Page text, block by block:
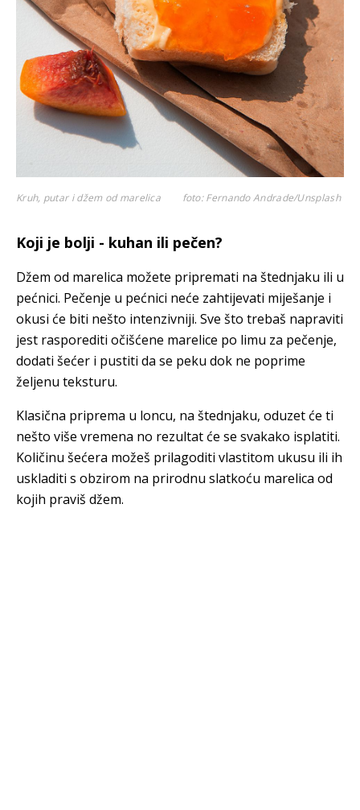
Kruh, putar i džem od marelica foto: Fernando Andrade/Unsplash
Koji je bolji - kuhan ili pečen?
Džem od marelica možete pripremati na štednjaku ili u
pećnici. Pečenje u pećnici neće zahtijevati miješanje i
okusi će biti nešto intenzivniji. Sve što trebaš napraviti
jest rasporediti očišćene marelice po limu za pečenje,
dodati šećer i pustiti da se peku dok ne poprime
željenu teksturu.
Klasična priprema u loncu, na štednjaku, oduzet će ti
nešto više vremena no rezultat će se svakako isplatiti.
Količinu šećera možeš prilagoditi vlastitom ukusu ili ih
uskladiti s obzirom na prirodnu slatkoću marelica od
kojih praviš džem.